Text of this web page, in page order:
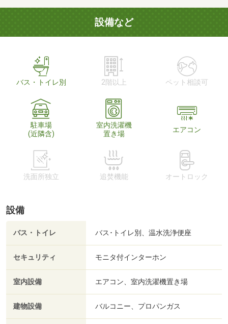
設備など
バス・トイレ別 2階以上 ペット相談可
駐車場
(近隣含)
室内洗濯機
置き場
エアコン
洗面所独立 追焚機能 オートロック
設備
バス・トイレ バス･トイレ別、温水洗浄便座
セキュリティ モニタ付インターホン
室内設備 エアコン、室内洗濯機置き場
建物設備 バルコニー、プロパンガス